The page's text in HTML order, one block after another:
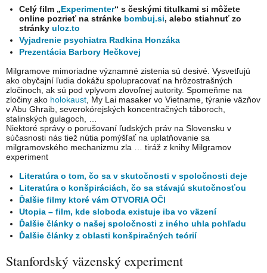
Celý film „Experimenter“ s českými titulkami si môžete
online pozrieť na stránke bombuj.si, alebo stiahnuť zo
stránkyuloz.to
Vyjadrenie psychiatra Radkina Honzáka
Prezentácia Barbory Hečkovej
Milgramove mimoriadne významné zistenia sú desivé. Vysvetľujú
ako obyčajní ľudia dokážu spolupracovať na hrôzostrašných
zločinoch, ak sú pod vplyvom zlovoľnej autority. Spomeňme na
zločiny ako holokaust , My Lai masaker vo Vietname, týranie väzňov
v Abu Ghraib, severokórejských koncentračných táboroch,
stalinských gulagoch, …
Niektoré správy o porušovaní ľudských práv na Slovensku v
súčasnosti nás tiež nútia pomýšľať na uplatňovanie sa
milgramovského mechanizmu zla … tiráž z knihy Milgramov
experiment
Literatúra o tom, čo sa v skutočnosti v spoločnosti deje
Literatúra o konšpiráciách, čo sa stávajú skutočnosťou
Ďalšie filmy ktoré vám OTVORIA OČI
Utopia – film, kde sloboda existuje iba vo väzení
Ďalšie články o našej spoločnosti z iného uhla pohľadu
Ďalšie články z oblasti konšpiračných teórií
Stanfordský väzenský experiment